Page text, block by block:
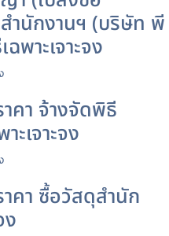
ำนักงานฯ (บริษัท พี
พาะเจาะจง
คา จ้างจัดพิธี
ะเจาะจง
คา ซื้อวัสดุสำนัก
ง